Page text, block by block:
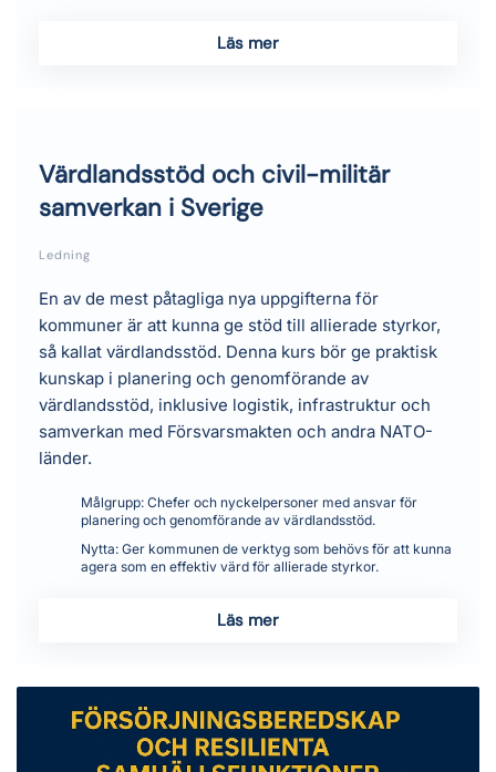
Läs mer
Värdlandsstöd och civil-militär
samverkan i Sverige
Ledning
En av de mest påtagliga nya uppgifterna för
kommuner är att kunna ge stöd till allierade styrkor,
så kallat värdlandsstöd. Denna kurs bör ge praktisk
kunskap i planering och genomförande av
värdlandsstöd, inklusive logistik, infrastruktur och
samverkan med Försvarsmakten och andra NATO-
länder.
Målgrupp:Chefer och nyckelpersoner med ansvar för
planering och genomförande av värdlandsstöd.
Nytta:Ger kommunen de verktyg som behövs för att kunna
agera som en effektiv värd för allierade styrkor.
Läs mer